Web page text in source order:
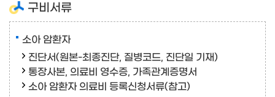
구비서류
소아 암환자
진단서(원본-최종진단, 질병코드, 진단일 기재)
통장사본, 의료비 영수증, 가족관계증명서
소아 암환자 의료비 등록신청서류(참고)